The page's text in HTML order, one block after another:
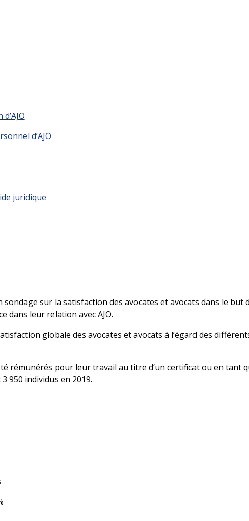
d’AJO
juridique
sur la satisfaction des avocates et avocats dans le but
dans leur relation avec AJO.
globale des avocates et avocats à l’égard des
rémunérés pour leur travail au titre d’un certificat ou en tant
950 individus en 2019.